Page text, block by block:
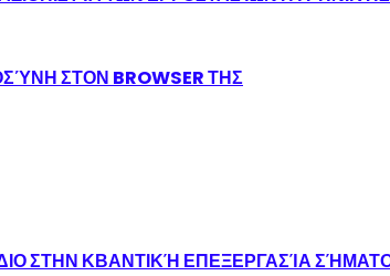
ΣΤΟΝ BROWSER ΤΗΣ
ΣΤΗΝ ΚΒΑΝΤΙΚΉ ΕΠΕΞΕΡΓΑΣΊΑ